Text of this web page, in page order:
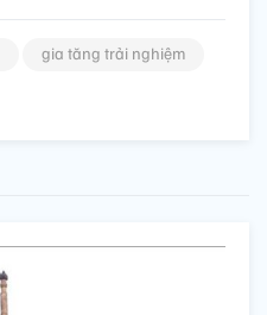
gia tăng trải nghiệm